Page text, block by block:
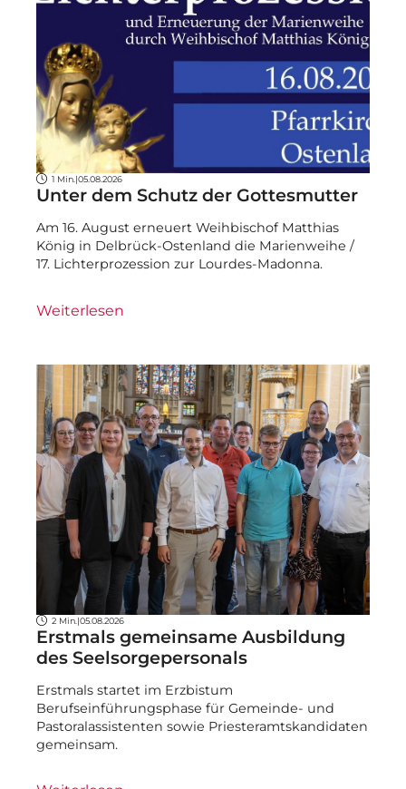
1 Min. |05.08.2026
Unter dem Schutz der Gottesmutter
Am 16. August erneuert Weihbischof Matthias
König in Delbrück-Ostenland die Marienweihe /
17. Lichterprozession zur Lourdes-Madonna.
Weiterlesen
2 Min. |05.08.2026
Erstmals gemeinsame Ausbildung
des Seelsorgepersonals
Erstmals startet im Erzbistum
Berufseinführungsphase für Gemeinde- und
Pastoralassistenten sowie Priesteramtskandidaten
gemeinsam.